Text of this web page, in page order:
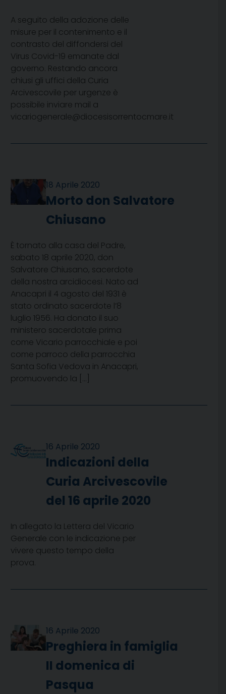
A seguito della adozione delle
misure per il contenimento e il
contrasto del diffondersi del
Virus Covid-19 emanate dal
governo. Restando ancora
chiusi gli uffici della Curia
Arcivescovile per urgenze è
possibile inviare mail a
vicariogenerale@diocesisorrentocmare.it
18 Aprile 2020
Morto don Salvatore
Chiusano
È tornato alla casa del Padre,
sabato 18 aprile 2020, don
Salvatore Chiusano, sacerdote
della nostra arcidiocesi. Nato ad
Anacapri il 4 agosto del 1931 è
stato ordinato sacerdote l’8
luglio 1956. Ha donato il suo
ministero sacerdotale prima
come Vicario parrocchiale e poi
come parroco della parrocchia
Santa Sofia Vedova in Anacapri,
promuovendo la […]
16 Aprile 2020
Indicazioni della
Curia Arcivescovile
del 16 aprile 2020
In allegato la Lettera del Vicario
Generale con le indicazione per
vivere questo tempo della
prova.
16 Aprile 2020
Preghiera in famiglia
II domenica di
Pasqua